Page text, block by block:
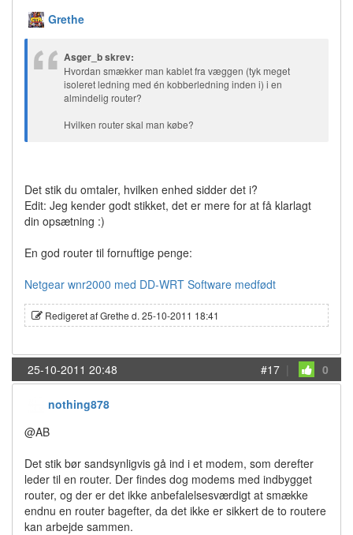
Grethe
Asger_b skrev:
Hvordan smækker man kablet fra væggen (tyk meget
isoleret ledning med én kobberledning inden i) i en
almindelig router?
Hvilken router skal man købe?
Det stik du omtaler, hvilken enhed sidder det i?
Edit: Jeg kender godt stikket, det er mere for at få klarlagt
din opsætning :)
En god router til fornuftige penge:
Netgear wnr2000 med DD-WRT Software medfødt
Redigeret af Grethe d. 25-10-2011 18:41
25-10-2011 20:48 #17 | 0
nothing878
@AB
Det stik bør sandsynligvis gå ind i et modem, som derefter
leder til en router. Der findes dog modems med indbygget
router, og der er det ikke anbefalelsesværdigt at smække
endnu en router bagefter, da det ikke er sikkert de to routere
kan arbejde sammen.